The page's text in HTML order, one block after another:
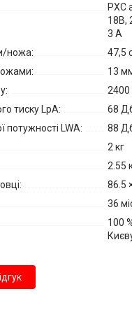
PXC
18В,
3 А
ножа:
47,5
13
2400
тиску LpA:
68
потужності LWA:
88
2 кг
2.55
86.5
36
100